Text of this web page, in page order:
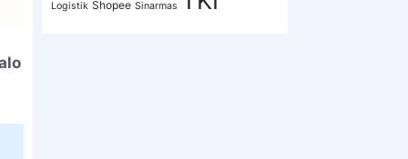
Logistik Shopee Sinarmas